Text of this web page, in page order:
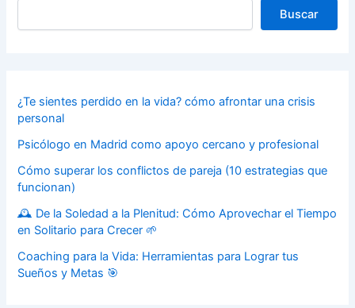
Buscar
¿Te sientes perdido en la vida? cómo afrontar una crisis
personal
Psicólogo en Madrid como apoyo cercano y profesional
Cómo superar los conflictos de pareja (10 estrategias que
funcionan)
🕰️ De la Soledad a la Plenitud: Cómo Aprovechar el Tiempo
en Solitario para Crecer 🌱
Coaching para la Vida: Herramientas para Lograr tus
Sueños y Metas 🎯